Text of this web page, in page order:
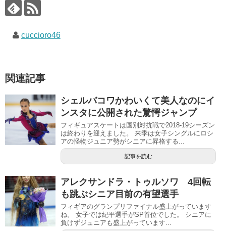
cuccioro46
関連記事
シェルバコワかわいくて美人なのにイ
ンスタに公開された驚愕ジャンプ
フィギュアスケートは国別対抗戦で2018-19シーズン
は終わりを迎えました。 来季は女子シングルにロシ
アの怪物ジュニア勢がシニアに昇格する...
記事を読む
アレクサンドラ・トゥルソワ 4回転
も跳ぶシニア目前の有望選手
フィギアのグランプリファイナル盛上がっています
ね。 女子では紀平選手がSP首位でした。 シニアに
負けずジュニアも盛上がっています...